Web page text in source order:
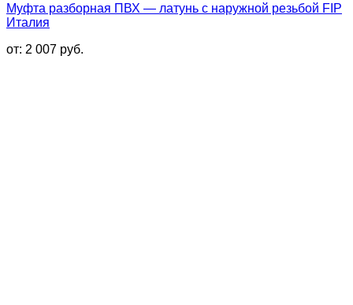
Муфта разборная ПВХ — латунь с наружной резьбой FIP
Италия
от: 2 007 руб.